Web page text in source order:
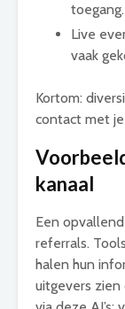
toegang.
Live
vaak
Kortom:
contact met
kanaal
Een
referrals.
halen hun
uitgevers zien